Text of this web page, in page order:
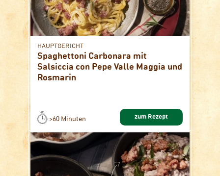
HAUPTGERICHT
Spaghettoni Carbonara mit
Salsiccia con Pepe Valle Maggia und
Rosmarin
>60 Minuten zum Rezept